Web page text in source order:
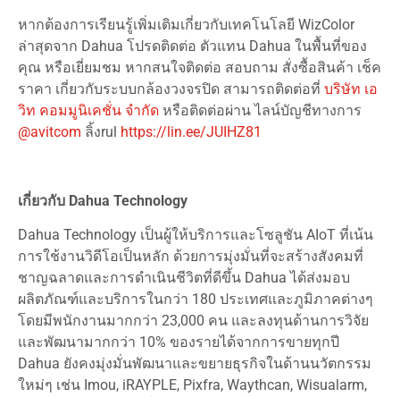
หากต้องการเรียนรู้เพิ่มเติมเกี่ยวกับเทคโนโลยี WizColor
ล่าสุดจาก Dahua โปรดติดต่อ ตัวแทน Dahua ในพื้นที่ของ
คุณ หรือเยี่ยมชม หากสนใจติดต่อ สอบถาม สั่งซื้อสินค้า เช็ค
ราคา เกี่ยวกับระบบกล้องวงจรปิด สามารถติดต่อที่ บริษัท เอ
วิท คอมมูนิเคชั่น จํากัด หรือติดต่อผ่าน ไลน์บัญชีทางการ
@avitcom ลิ้งrul https://lin.ee/JUIHZ81
เกี่ยวกับ Dahua Technology
Dahua Technology เป็นผู้ให้บริการและโซลูชัน AIoT ที่เน้น
การใช้งานวิดีโอเป็นหลัก ด้วยการมุ่งมั่นที่จะสร้างสังคมที่
ชาญฉลาดและการดำเนินชีวิตที่ดีขึ้น Dahua ได้ส่งมอบ
ผลิตภัณฑ์และบริการในกว่า 180 ประเทศและภูมิภาคต่างๆ
โดยมีพนักงานมากกว่า 23,000 คน และลงทุนด้านการวิจัย
และพัฒนามากกว่า 10% ของรายได้จากการขายทุกปี
Dahua ยังคงมุ่งมั่นพัฒนาและขยายธุรกิจในด้านนวัตกรรม
ใหม่ๆ เช่น Imou, iRAYPLE, Pixfra, Waythcan, Wisualarm,